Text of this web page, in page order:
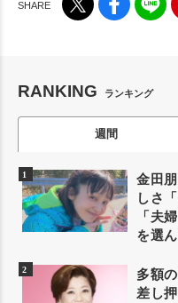
RANKING ランキング
週間
金田
しさ
「夫
を選ん
多額
差し